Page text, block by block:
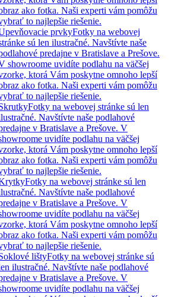
ako fotka. Naši experti vám pomôžu
to najlepšie riešenie.
prvkyFotky na webovej
sú len ilustračné. Navštívte naše
predajne v Bratislave a Prešove.
showroome uvidíte podlahu na väčšej
ktorá Vám poskytne omnoho lepší
ako fotka. Naši experti vám pomôžu
to najlepšie riešenie.
Fotky na webovej stránke sú len
Navštívte naše podlahové
v Bratislave a Prešove. V
uvidíte podlahu na väčšej
ktorá Vám poskytne omnoho lepší
ako fotka. Naši experti vám pomôžu
to najlepšie riešenie.
Fotky na webovej stránke sú len
Navštívte naše podlahové
v Bratislave a Prešove. V
uvidíte podlahu na väčšej
ktorá Vám poskytne omnoho lepší
ako fotka. Naši experti vám pomôžu
to najlepšie riešenie.
lištyFotky na webovej stránke sú
ilustračné. Navštívte naše podlahové
v Bratislave a Prešove. V
uvidíte podlahu na väčšej